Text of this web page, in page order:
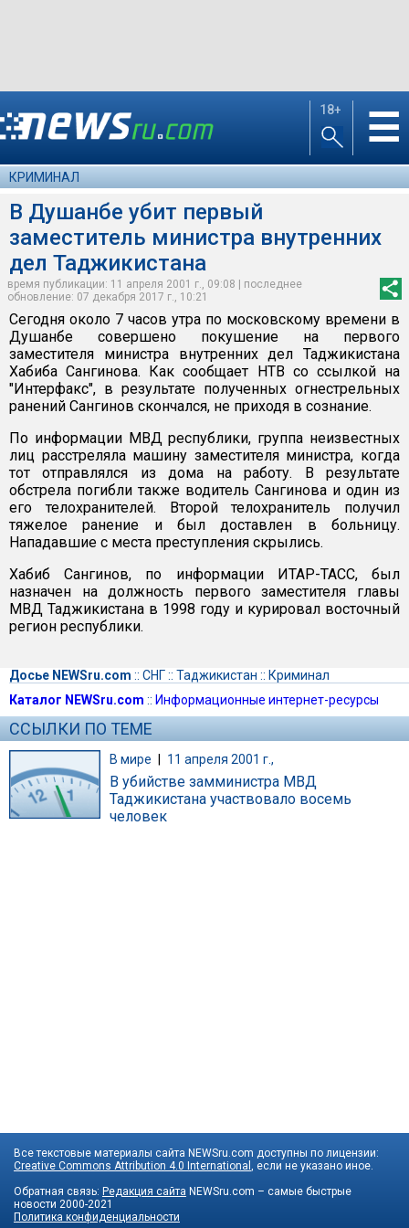
18+ ☰
КРИМИНАЛ
В Душанбе убит первый
заместитель министра внутренних
дел Таджикистана
время публикации: 11 апреля 2001 г., 09:08 | последнее
обновление: 07 декабря 2017 г., 10:21
Сегодня около 7 часов утра по московскому времени в
Душанбе совершено покушение на первого
заместителя министра внутренних дел Таджикистана
Хабиба Сангинова. Как сообщает НТВ со ссылкой на
"Интерфакс", в результате полученных огнестрельных
ранений Сангинов скончался, не приходя в сознание.
По информации МВД республики, группа неизвестных
лиц расстреляла машину заместителя министра, когда
тот отправлялся из дома на работу. В результате
обстрела погибли также водитель Сангинова и один из
его телохранителей. Второй телохранитель получил
тяжелое ранение и был доставлен в больницу.
Нападавшие с места преступления скрылись.
Хабиб Сангинов, по информации ИТАР-ТАСС, был
назначен на должность первого заместителя главы
МВД Таджикистана в 1998 году и курировал восточный
регион республики.
Досье NEWSru.com :: СНГ:: Таджикистан :: Криминал
Каталог NEWSru.com :: Информационные интернет-ресурсы
ССЫЛКИ ПО ТЕМЕ
В мире 11 апреля 2001 г.,
В убийстве замминистра МВД
Таджикистана участвовало восемь
человек
Все текстовые материалы сайта NEWSru.com доступны по лицензии:
Creative Commons Attribution 4.0 International , если не указано иное.
Обратная связь: Редакция сайта NEWSru.com – самые быстрые
новости 2000-2021
Политика конфиденциальности